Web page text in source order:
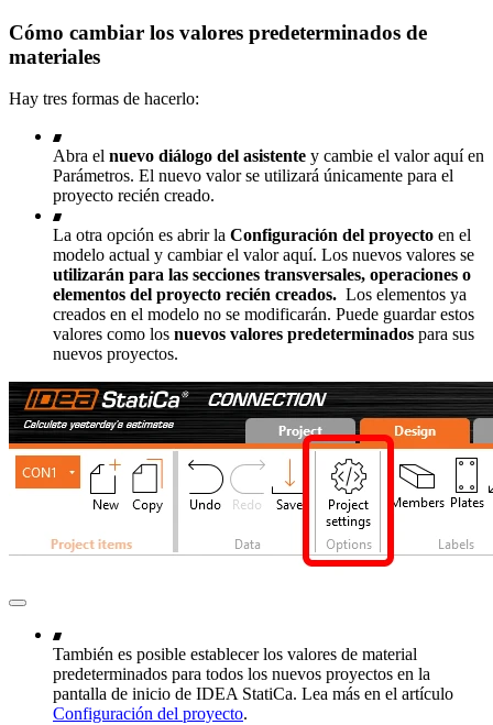
Cómo cambiar los valores predeterminados de
materiales
Hay tres formas de hacerlo:
Abra el nuevo diálogo del asistente y cambie el valor aquí en
Parámetros. El nuevo valor se utilizará únicamente para el
proyecto recién creado.
La otra opción es abrir la Configuración del proyecto en el
modelo actual y cambiar el valor aquí. Los nuevos valores se
utilizarán para las secciones transversales, operaciones o
elementos del proyecto recién creados. Los elementos ya
creados en el modelo no se modificarán. Puede guardar estos
valores como los nuevos valores predeterminados para sus
nuevos proyectos.
También es posible establecer los valores de material
predeterminados para todos los nuevos proyectos en la
pantalla de inicio de IDEA StatiCa. Lea más en el artículo
Configuración del proyecto.